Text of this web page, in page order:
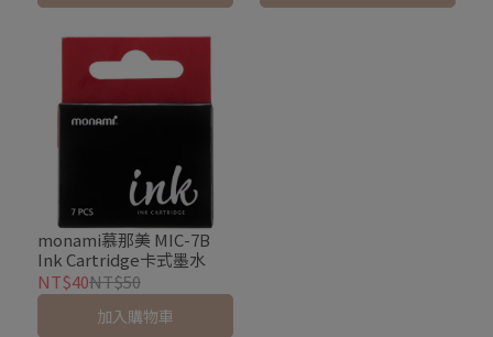
monami慕那美 MIC-7B
Ink Cartridge卡式墨水
NT$40NT$50
加入購物車